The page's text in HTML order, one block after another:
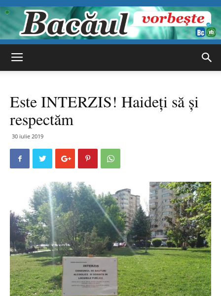
vorbește
Este INTERZIS! Haideți să și
respectăm
30 iulie 2019